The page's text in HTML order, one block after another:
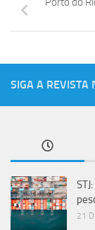
SIGA A REVISTA
21